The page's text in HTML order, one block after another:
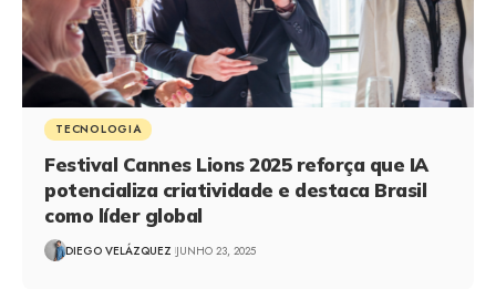
TECNOLOGIA
Festival Cannes Lions 2025 reforça que IA
potencializa criatividade e destaca Brasil
como líder global
DIEGO VELÁZQUEZ JUNHO 23, 2025